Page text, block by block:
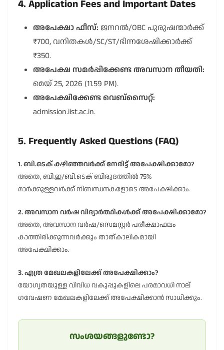
4. Application Fees and Important Dates
അപേക്ഷാ ഫീസ്‌: ജനറൽ/OBC പുരുഷന്മാർക്ക്
₹700, വനിതകൾ/SC/ST/ഭിന്നശേഷിക്കാർക്ക്
₹350.
അപേക്ഷ സമർപ്പിക്കേണ്ട അവസാന തീയതി:
മെയ് 25, 2026 (11.59 PM).
അപേക്ഷിക്കേണ്ട വെബ്സൈറ്റ്:
admission.iist.ac.in.
5. Frequently Asked Questions (FAQ)
1. ബി.ടെക് കഴിഞ്ഞവർക്ക് നേരിട്ട് അപേക്ഷിക്കാമോ?
അതെ, ബി.ഇ/ബി.ടെക് ബിരുദത്തിൽ 75%
മാർക്കുള്ളവർക്ക് നിബന്ധനകളോടെ അപേക്ഷിക്കാം.
2. അവസാന വർഷ വിദ്യാർത്ഥികൾക്ക് അപേക്ഷിക്കാമോ?
അതെ, അവസാന വർഷ/സെമസ്റ്റർ പരീക്ഷാഫലം
കാത്തിരിക്കുന്നവർക്കും താത്കാലികമായി
അപേക്ഷിക്കാം.
3. എത്ര മേഖലകളിലേക്ക് അപേക്ഷിക്കാം?
യോഗ്യതയുള്ള വിവിധ വകുപ്പുകളിലെ പരമാവധി നാല്
ഗവേഷണ മേഖലകളിലേക്ക് അപേക്ഷിക്കാൻ സാധിക്കും.
സംശയങ്ങളുണ്ടോ?